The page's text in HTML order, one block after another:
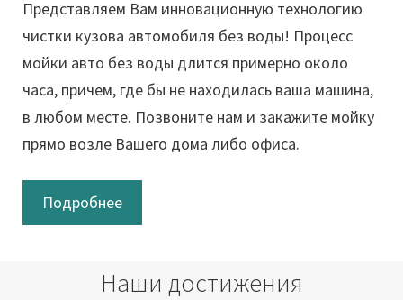
Представляем Вам инновационную технологию
чистки кузова автомобиля без воды! Процесс
мойки авто без воды длится примерно около
часа, причем, где бы не находилась ваша машина,
в любом месте. Позвоните нам и закажите мойку
прямо возле Вашего дома либо офиса.
Подробнее
Наши достижения